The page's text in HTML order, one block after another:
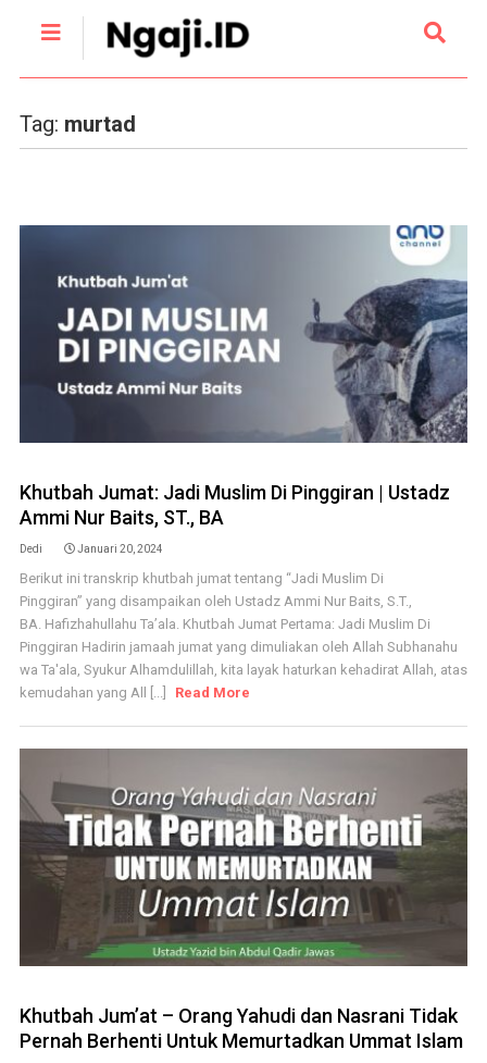
Tag: murtad
Khutbah Jumat: Jadi Muslim Di Pinggiran | Ustadz
Ammi Nur Baits, ST., BA
Dedi Januari 20, 2024
Berikut ini transkrip khutbah jumat tentang “Jadi Muslim Di
Pinggiran” yang disampaikan oleh Ustadz Ammi Nur Baits, S.T.,
BA. Hafizhahullahu Ta’ala. Khutbah Jumat Pertama: Jadi Muslim Di
Pinggiran Hadirin jamaah jumat yang dimuliakan oleh Allah Subhanahu
wa Ta'ala, Syukur Alhamdulillah, kita layak haturkan kehadirat Allah, atas
kemudahan yang All [...]
Read More
Khutbah Jum’at – Orang Yahudi dan Nasrani Tidak
Pernah Berhenti Untuk Memurtadkan Ummat Islam